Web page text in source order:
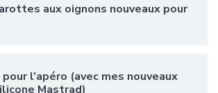
aux oignons nouveaux pour
l’apéro (avec mes nouveaux
Mastrad)